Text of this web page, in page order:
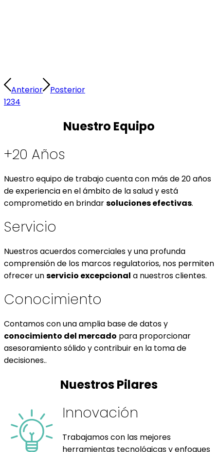
Anterior
Posterior
1234
Nuestro Equipo
+20 Años
Nuestro equipo de trabajo cuenta con más de 20 años
de experiencia en el ámbito de la salud y está
comprometido en brindarsoluciones efectivas.
Servicio
Nuestros acuerdos comerciales y una profunda
comprensión de los marcos regulatorios, nos permiten
ofrecer unservicio excepcional a nuestros clientes.
Conocimiento
Contamos con una amplia base de datos y
conocimiento del mercado para proporcionar
asesoramiento sólido y contribuir en la toma de
decisiones..
Nuestros Pilares
Innovación
Trabajamos con las mejores
herramientas tecnológicas y enfoques